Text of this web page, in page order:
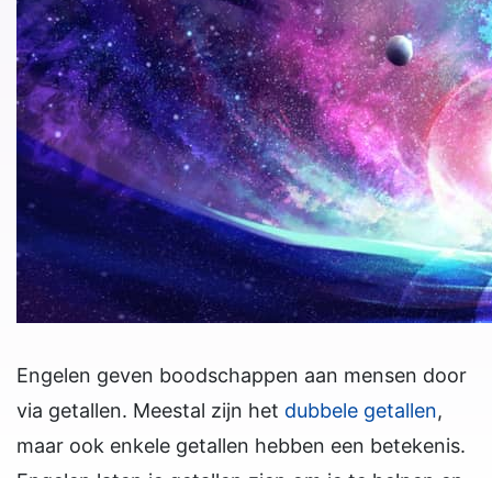
Engelen geven boodschappen aan mensen door
via getallen. Meestal zijn het dubbele getallen,
maar ook enkele getallen hebben een betekenis.